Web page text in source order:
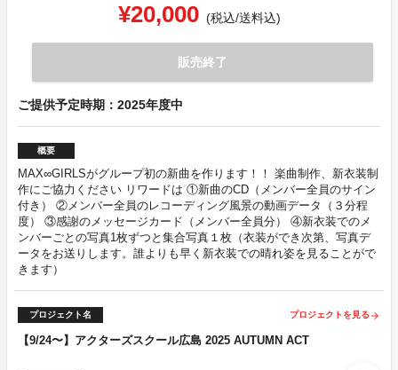
¥20,000 (税込/送料込)
販売終了
ご提供予定時期：2025年度中
概要
MAX∞GIRLSがグループ初の新曲を作ります！！ 楽曲制作、新衣装制
作にご協力ください リワードは ①新曲のCD（メンバー全員のサイン
付き） ②メンバー全員のレコーディング風景の動画データ（３分程
度） ③感謝のメッセージカード（メンバー全員分） ④新衣装でのメ
ンバーごとの写真1枚ずつと集合写真１枚（衣装ができ次第、写真デ
ータをお送りします。誰よりも早く新衣装での晴れ姿を見ることがで
きます）
プロジェクト名 プロジェクトを見る arrow_forward
【9/24〜】アクターズスクール広島 2025 AUTUMN ACT